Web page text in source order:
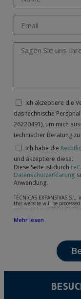
Ich akzeptiere die
das technische
26220491), um mich
technischer Beratung
Ich habe die
und akzeptiere diese.
Diese Seite ist durch
Datenschutzerklärung
Anwendung.
TÉCNICAS EXPANSIVAS
this website will be
responsibility of TÉCNICAS
following: attention to your
The data in our files are
confidentiality and shall
Data Protection Regulation
encrypted. Should these
Mehr lesen